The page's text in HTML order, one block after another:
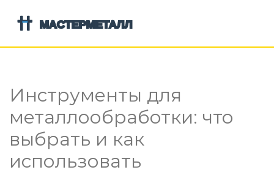
Инструменты для
металлообработки: что
выбрать и как
использовать